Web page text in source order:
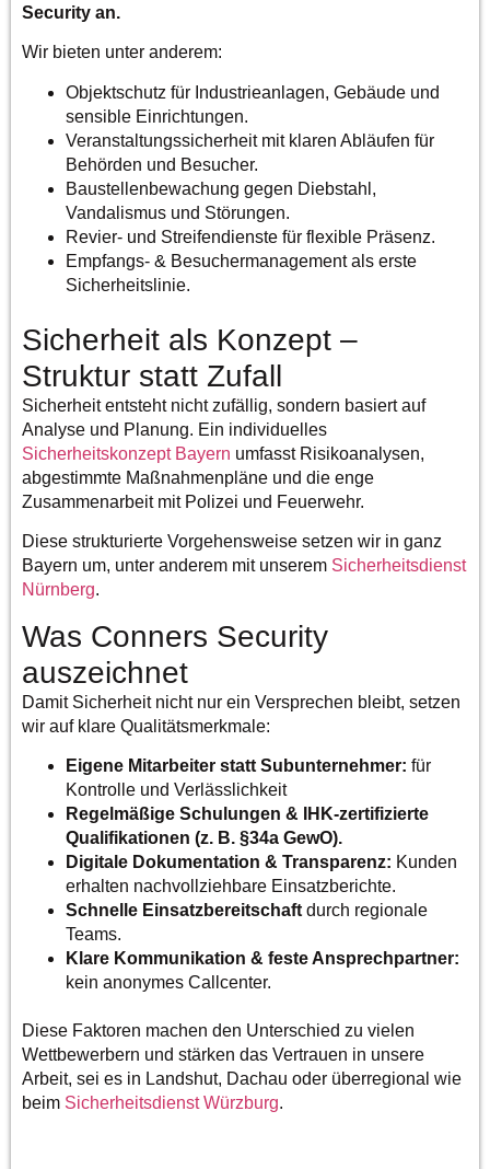
Security an.
Wir bieten unter anderem:
Objektschutz für Industrieanlagen, Gebäude und
sensible Einrichtungen.
Veranstaltungssicherheit mit klaren Abläufen für
Behörden und Besucher.
Baustellenbewachung gegen Diebstahl,
Vandalismus und Störungen.
Revier- und Streifendienste für flexible Präsenz.
Empfangs- & Besuchermanagement als erste
Sicherheitslinie.
Sicherheit als Konzept –
Struktur statt Zufall
Sicherheit entsteht nicht zufällig, sondern basiert auf
Analyse und Planung. Ein individuelles
Sicherheitskonzept Bayern umfasst Risikoanalysen,
abgestimmte Maßnahmenpläne und die enge
Zusammenarbeit mit Polizei und Feuerwehr.
Diese strukturierte Vorgehensweise setzen wir in ganz
Bayern um, unter anderem mit unserem Sicherheitsdienst
Nürnberg.
Was Conners Security
auszeichnet
Damit Sicherheit nicht nur ein Versprechen bleibt, setzen
wir auf klare Qualitätsmerkmale:
Eigene Mitarbeiter statt Subunternehmer: für
Kontrolle und Verlässlichkeit
Regelmäßige Schulungen & IHK-zertifizierte
Qualifikationen (z. B. §34a GewO).
Digitale Dokumentation & Transparenz: Kunden
erhalten nachvollziehbare Einsatzberichte.
Schnelle Einsatzbereitschaft durch regionale
Teams.
Klare Kommunikation & feste Ansprechpartner:
kein anonymes Callcenter.
Diese Faktoren machen den Unterschied zu vielen
Wettbewerbern und stärken das Vertrauen in unsere
Arbeit, sei es in Landshut, Dachau oder überregional wie
beim Sicherheitsdienst Würzburg.